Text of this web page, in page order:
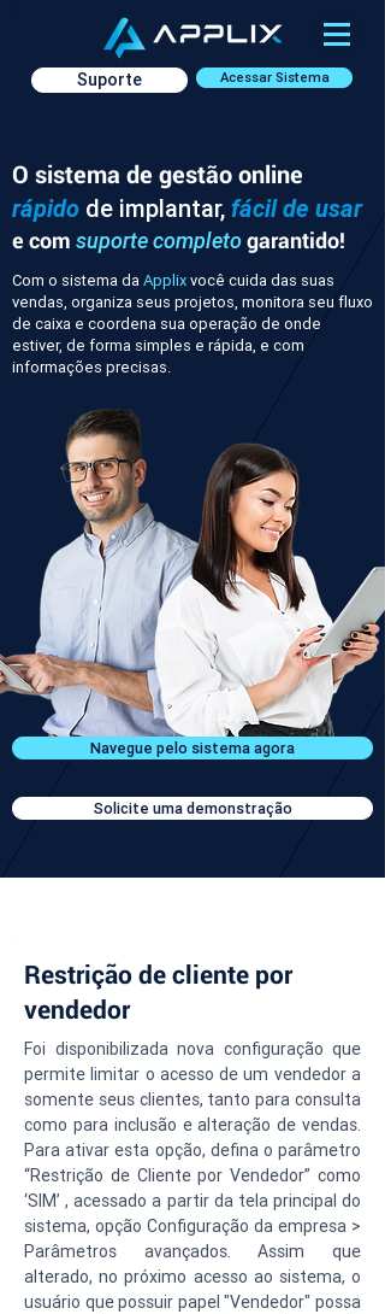
Acessar Sistema
Suporte
O sistema de gestão online
rápido de implantar, fácil de usar
e com suporte completogarantido!
Com o sistema daApplixvocê cuida das suas
vendas, organiza seus projetos, monitora seu fluxo
de caixa e coordena sua operação de onde
estiver, de forma simples e rápida, e com
informações precisas.
Navegue pelo sistema agora
Solicite uma demonstração
Restrição de cliente por
vendedor
Foi disponibilizada nova configuração que
permite limitar o acesso de um vendedor a
somente seus clientes, tanto para consulta
como para inclusão e alteração de vendas.
Para ativar esta opção, defina o parâmetro
“Restrição de Cliente por Vendedor” como
‘SIM’ , acessado a partir da tela principal do
sistema, opção Configuração da empresa >
Parâmetros avançados. Assim que
alterado, no próximo acesso ao sistema, o
usuário que possuir papel "Vendedor" possa